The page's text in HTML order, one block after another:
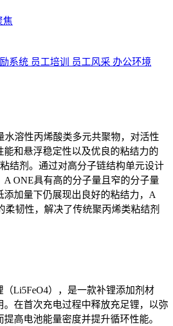
焦
系统 员工培训 员工风采 办公环境
水溶性丙烯酸类多元共聚物，对活性
能和悬浮稳定性以及优良的粘结力的
结剂。通过对高分子链结构单元设计
A ONE具有高的分子量且窄的分子量
添加量下仍展现出良好的粘结力，A
柔韧性，解决了传统聚丙烯类粘结剂
Li5FeO4），是一款补锂添加剂材
。在首次充电过程中释放充足锂，以弥
高电池能量密度并提升循环性能。